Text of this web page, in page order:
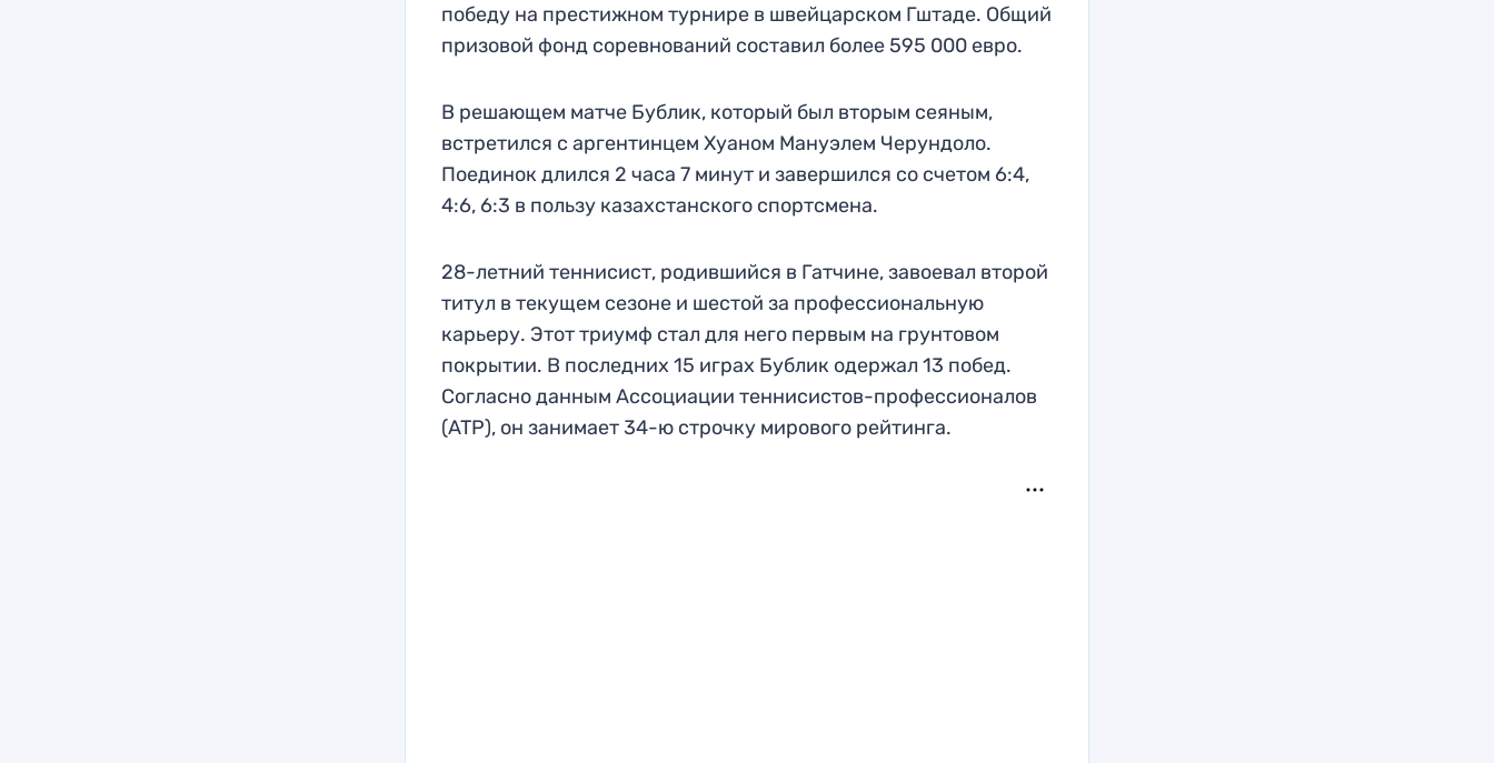
победу на престижном турнире в швейцарском Гштаде. Общий
призовой фонд соревнований составил более 595 000 евро.
В решающем матче Бублик, который был вторым сеяным,
встретился с аргентинцем Хуаном Мануэлем Черундоло.
Поединок длился 2 часа 7 минут и завершился со счетом 6:4,
4:6, 6:3 в пользу казахстанского спортсмена.
28-летний теннисист, родившийся в Гатчине, завоевал второй
титул в текущем сезоне и шестой за профессиональную
карьеру. Этот триумф стал для него первым на грунтовом
покрытии. В последних 15 играх Бублик одержал 13 побед.
Согласно данным Ассоциации теннисистов-профессионалов
(ATP), он занимает 34-ю строчку мирового рейтинга.